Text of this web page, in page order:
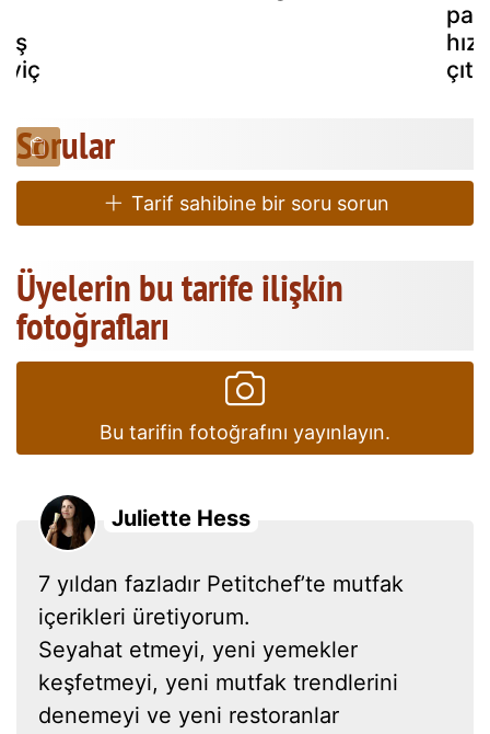
çıtır
Sorular
Tarif sahibine bir soru sorun
Üyelerin bu tarife ilişkin
fotoğrafları
Bu tarifin fotoğrafını yayınlayın.
Juliette Hess
7 yıldan fazladır Petitchef’te mutfak
içerikleri üretiyorum.
Seyahat etmeyi, yeni yemekler
keşfetmeyi, yeni mutfak trendlerini
denemeyi ve yeni restoranlar